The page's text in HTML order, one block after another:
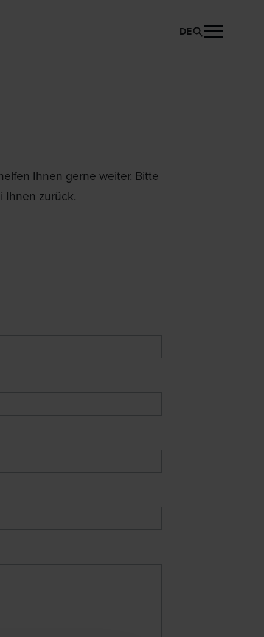
DE
Ihnen gerne weiter. Bitte
Ihnen zurück.